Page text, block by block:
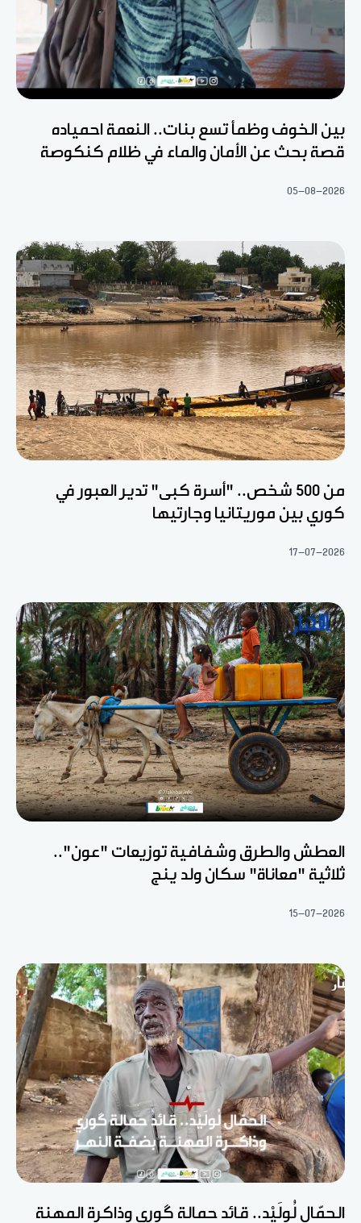
بين الخوف وظمأ تسع بنات.. النعمة احمياده
قصة بحث عن الأمان والماء في ظلام كنكوصة
05-08-2026
من 500 شخص.. "أسرة كبى" تدير العبور في
كوري بين موريتانيا وجارتيها
17-07-2026
العطش والطرق وشفافية توزيعات "عون"..
ثلاثية "معاناة" سكان ولد ينج
15-07-2026
الحمّال لُولَيْد.. قائد حمالة گوري وذاكرة المهنة